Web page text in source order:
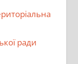
ради